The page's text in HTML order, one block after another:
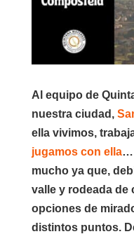
Al equipo de
nuestra ciudad,
ella vivimos,
jugamos con ella…
mucho ya que,
valle y rodeada de
opciones de
distintos puntos.